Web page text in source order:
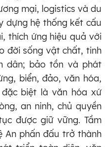
mại, logistics và du
dựng hệ thống kết cấu
thích ứng hiệu quả với
đời sống vật chất, tinh
dân; bảo tồn và phát
biển, đảo, văn hóa,
biệt là văn hóa xứ
an ninh, chủ quyền
được giữ vững. Tầm
An phấn đấu trở thành